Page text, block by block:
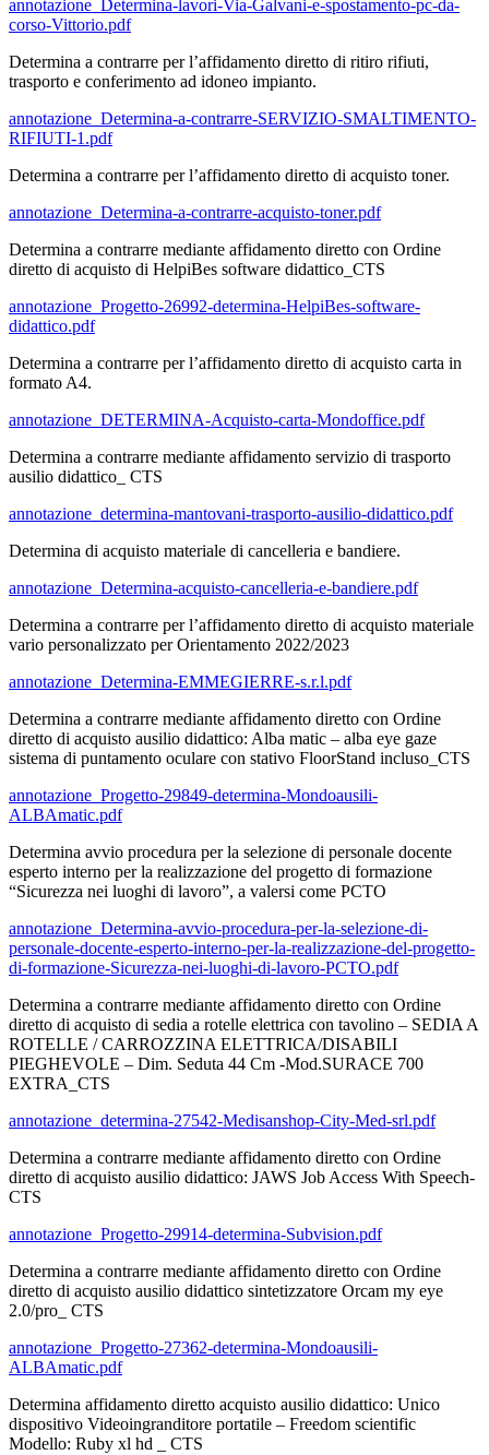
annotazione_Determina-lavori-Via-Galvani-e-spostamento-pc-da-
corso-Vittorio.pdf
Determina a contrarre per l’affidamento diretto di ritiro rifiuti,
trasporto e conferimento ad idoneo impianto.
annotazione_Determina-a-contrarre-SERVIZIO-SMALTIMENTO-
RIFIUTI-1.pdf
Determina a contrarre per l’affidamento diretto di acquisto toner.
annotazione_Determina-a-contrarre-acquisto-toner.pdf
Determina a contrarre mediante affidamento diretto con Ordine
diretto di acquisto di HelpiBes software didattico_CTS
annotazione_Progetto-26992-determina-HelpiBes-software-
didattico.pdf
Determina a contrarre per l’affidamento diretto di acquisto carta in
formato A4.
annotazione_DETERMINA-Acquisto-carta-Mondoffice.pdf
Determina a contrarre mediante affidamento servizio di trasporto
ausilio didattico_ CTS
annotazione_determina-mantovani-trasporto-ausilio-didattico.pdf
Determina di acquisto materiale di cancelleria e bandiere.
annotazione_Determina-acquisto-cancelleria-e-bandiere.pdf
Determina a contrarre per l’affidamento diretto di acquisto materiale
vario personalizzato per Orientamento 2022/2023
annotazione_Determina-EMMEGIERRE-s.r.l.pdf
Determina a contrarre mediante affidamento diretto con Ordine
diretto di acquisto ausilio didattico: Alba matic – alba eye gaze
sistema di puntamento oculare con stativo FloorStand incluso_CTS
annotazione_Progetto-29849-determina-Mondoausili-
ALBAmatic.pdf
Determina avvio procedura per la selezione di personale docente
esperto interno per la realizzazione del progetto di formazione
“Sicurezza nei luoghi di lavoro”, a valersi come PCTO
annotazione_Determina-avvio-procedura-per-la-selezione-di-
personale-docente-esperto-interno-per-la-realizzazione-del-progetto-
di-formazione-Sicurezza-nei-luoghi-di-lavoro-PCTO.pdf
Determina a contrarre mediante affidamento diretto con Ordine
diretto di acquisto di sedia a rotelle elettrica con tavolino – SEDIA A
ROTELLE / CARROZZINA ELETTRICA/DISABILI
PIEGHEVOLE – Dim. Seduta 44 Cm -Mod.SURACE 700
EXTRA_CTS
annotazione_determina-27542-Medisanshop-City-Med-srl.pdf
Determina a contrarre mediante affidamento diretto con Ordine
diretto di acquisto ausilio didattico: JAWS Job Access With Speech-
CTS
annotazione_Progetto-29914-determina-Subvision.pdf
Determina a contrarre mediante affidamento diretto con Ordine
diretto di acquisto ausilio didattico sintetizzatore Orcam my eye
2.0/pro_ CTS
annotazione_Progetto-27362-determina-Mondoausili-
ALBAmatic.pdf
Determina affidamento diretto acquisto ausilio didattico: Unico
dispositivo Videoingranditore portatile – Freedom scientific
Modello: Ruby xl hd _ CTS